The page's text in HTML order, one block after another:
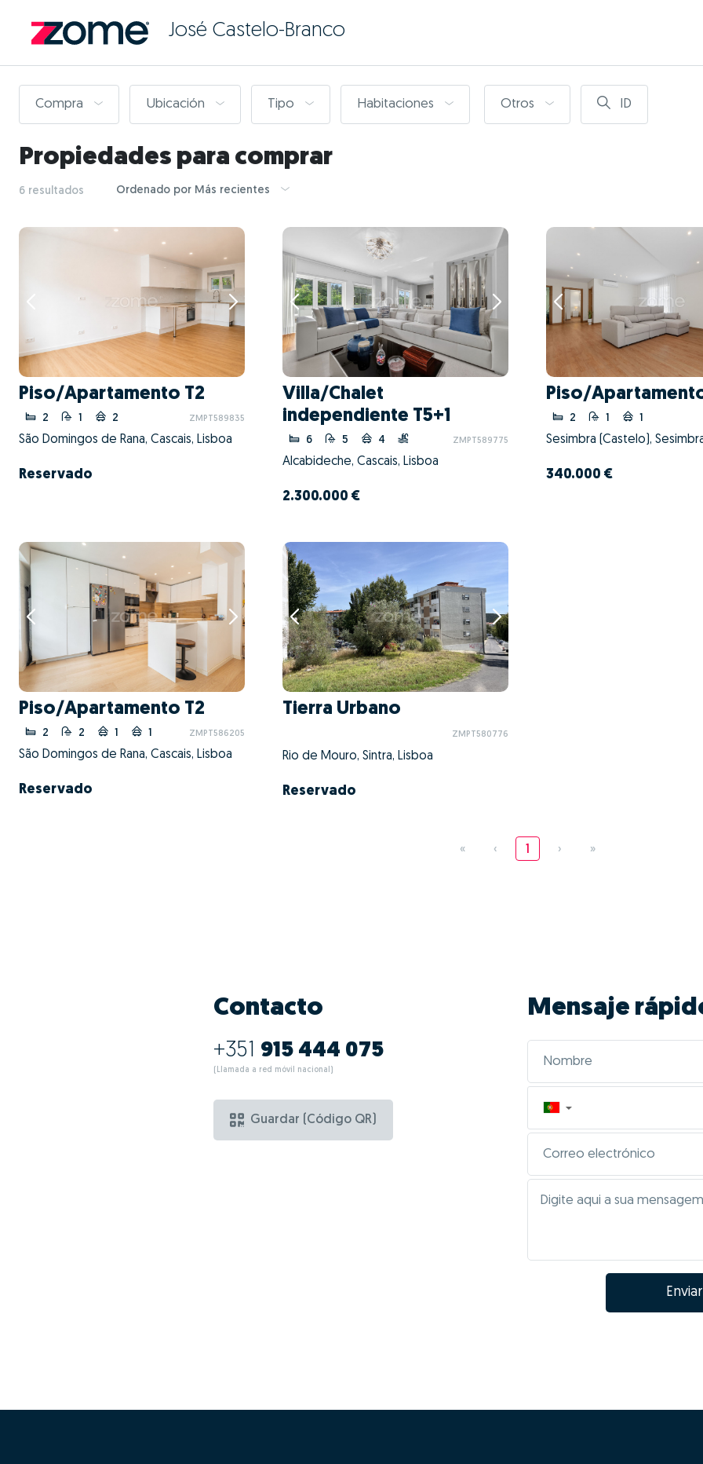
José Castelo-Branco
Compra Ubicación Tipo Habitaciones Otros ID
Propiedades para comprar
6 resultados Ordenado por Más recientes
Piso/Apartamento T2
2 1 2 ZMPT589835
São Domingos de Rana, Cascais, Lisboa
Reservado
Villa/Chalet
independiente T5+1
6 5 4 ZMPT589775
Alcabideche, Cascais, Lisboa
2.300.000 €
Piso/
2 1 1
Sesimbra (Castelo),
340.000 €
Piso/Apartamento T2
2 2 1 1 ZMPT586205
São Domingos de Rana, Cascais, Lisboa
Reservado
Tierra Urbano
ZMPT580776
Rio de Mouro, Sintra, Lisboa
Reservado
« ‹ 1 › »
Contacto
+351 915 444 075
(Llamada a red móvil nacional)
Guardar (Código QR)
Mensaje
▼
Enviar